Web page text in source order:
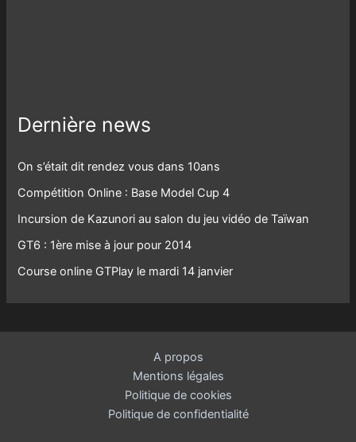
Dernière news
On s’était dit rendez vous dans 10ans
Compétition Online : Base Model Cup 4
Incursion de Kazunori au salon du jeu vidéo de Taïwan
GT6 : 1ère mise à jour pour 2014
Course online GTPlay le mardi 14 janvier
A propos
Mentions légales
Politique de cookies
Politique de confidentialité